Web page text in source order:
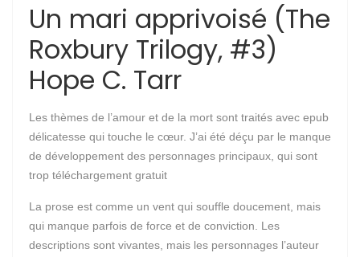
Un mari apprivoisé (The
Roxbury Trilogy, #3)
Hope C. Tarr
Les thèmes de l’amour et de la mort sont traités avec epub
délicatesse qui touche le cœur. J’ai été déçu par le manque
de développement des personnages principaux, qui sont
trop téléchargement gratuit
La prose est comme un vent qui souffle doucement, mais
qui manque parfois de force et de conviction. Les
descriptions sont vivantes, mais les personnages l’auteur